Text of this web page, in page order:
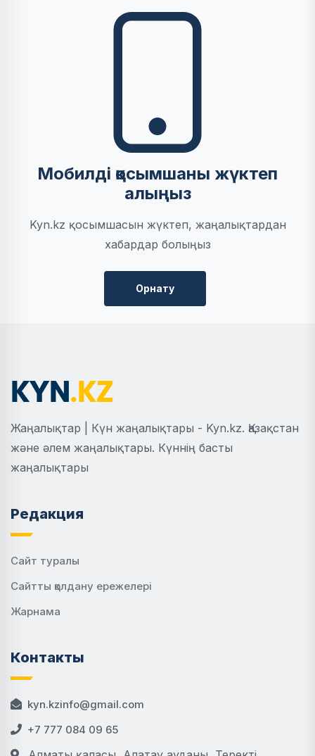
Мобилді қосымшаны жүктеп
алыңыз
Kyn.kz қосымшасын жүктеп, жаңалықтардан
хабардар болыңыз
Орнату
Жаңалықтар | Күн жаңалықтары - Kyn.kz. Қазақстан
және әлем жаңалықтары. Күннің басты
жаңалықтары
Редакция
Сайт туралы
Сайтты қолдану ережелері
Жарнама
Контакты
kyn.kzinfo@gmail.com
+7 777 084 09 65